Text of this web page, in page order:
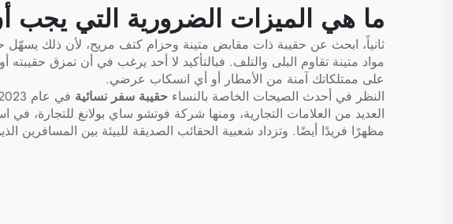
ما هي الميزات الضرورية التي يجب
ثانياً، ابحث عن حقيبة ذات مقابض متينة وحزام كتف مريح، لأن ذلك
مواد متينة تقاوم البلى والتلف. فبالتأكيد لا أحد يرغب في أن تمزق
على ممتلكاتك آمنة من الأمطار أو أي انسكاب عرضي.
النظر في أحدث الصيحات الخاصة بالنساء حقيبة سفر نسائية
العديد من العلامات التجارية، ومنها شركة فوتشو ساي بولانغ للتجارة،
مظهرًا فريدًا أيضًا. وتزداد شعبية الحقائب الصديقة للبيئة بين المسافرين